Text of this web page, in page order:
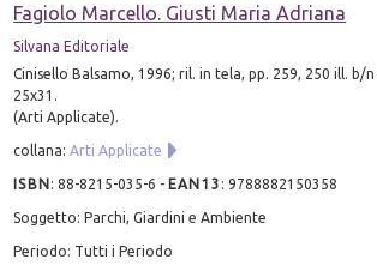
Fagiolo Marcello. Giusti Maria Adriana
Silvana Editoriale
Cinisello Balsamo, 1996; ril. in tela, pp. 259, 250 ill. b/
25x31.
(Arti Applicate).
collana:Arti Applicate
ISBN:88-8215-035-6 - EAN13 :9788882150358
Soggetto: Parchi, Giardini e Ambiente
Periodo: Tutti i Periodo